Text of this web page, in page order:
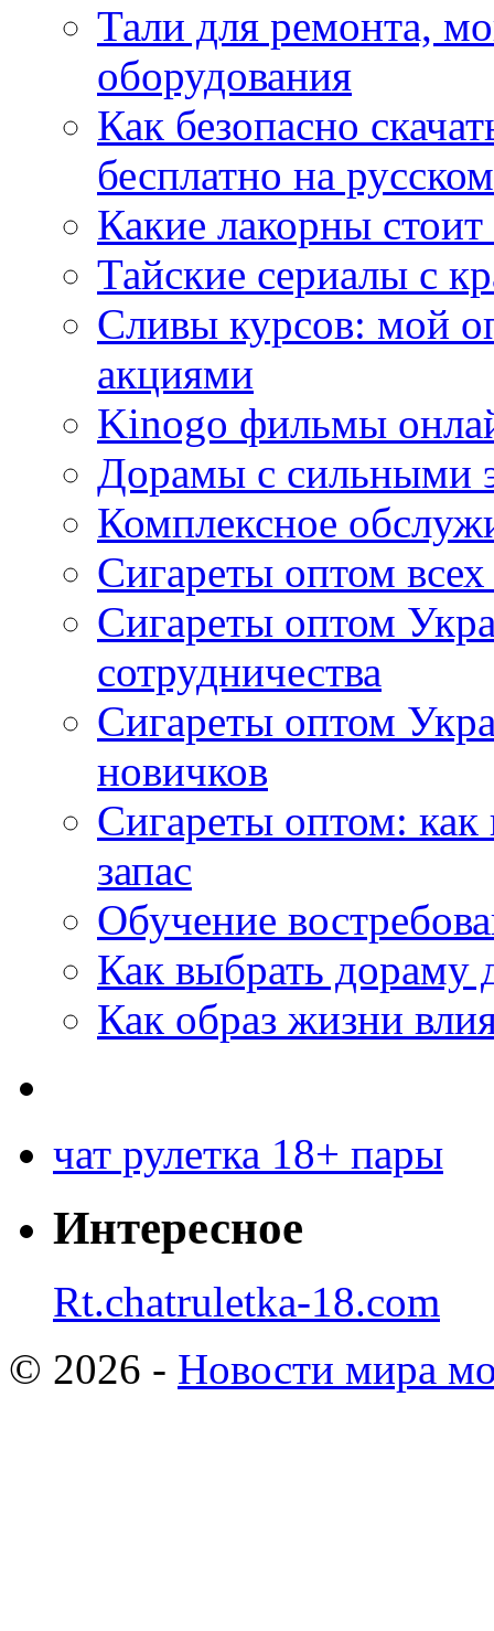
Тали для ремонта,
оборудования
Как безопасно
бесплатно на
Какие лакорны
Тайские сериалы с
Сливы курсов: мой
акциями
Kinogo фильмы
Дорамы с сильными
Комплексное
Сигареты оптом
Сигареты оптом
сотрудничества
Сигареты оптом
новичков
Сигареты оптом:
запас
Обучение
Как выбрать дораму
Как образ жизни
чат рулетка 18+ пары
Интересное
Rt.chatruletka-18.com
© 2026 - Новости мира